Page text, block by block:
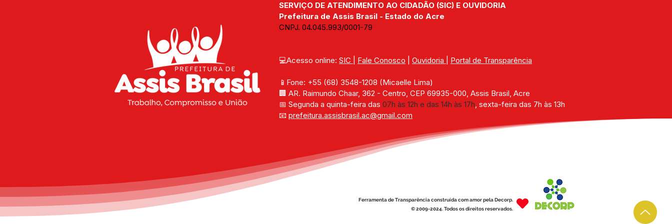
SERVIÇO DE ATENDIMENTO AO CIDADÃO (SIC) E OUVIDORIA
Prefeitura de Assis Brasil - Estado do Acre
CNPJ. 04.045.993/0001-79
💻Acesso online: SIC Fale Conosco Ouvidoria Portal de Transparência
📱Fone: +55 (68) 3548-1208 (Micaelle Lima)
🏢 AR. Raimundo Chaar, 362 - Centro, CEP 69935-000, Assis Brasil, Acre
📅 Segunda a quinta-feira das 07h às 12h e das 14h às 17h, sexta-feira das 7h às 13h
📧 prefeitura.assisbrasil.ac@gmail.com
Ferramenta de Transparência construída com amor pela Decorp.
© 2009-2024. Todos os direitos reservados.